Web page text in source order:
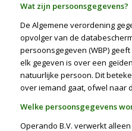
Wat zijn persoonsgegevens?
De Algemene verordening
opvolger van de
persoonsgegeven (WBP)
elk gegeven is over een
natuurlijke persoon. Dit
over iemand gaat, ofwel naar
Welke persoonsgegevens
Operando B.V. verwerkt